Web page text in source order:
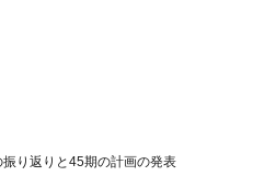
り返りと45期の計画の発表